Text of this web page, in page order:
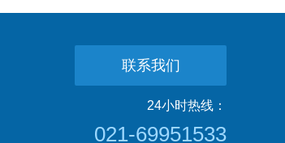
联系我们
24小时热线：
021-69951533